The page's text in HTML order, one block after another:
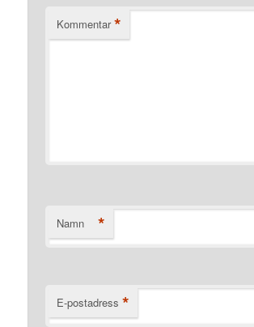
Kommentar *
Namn *
E-postadress *